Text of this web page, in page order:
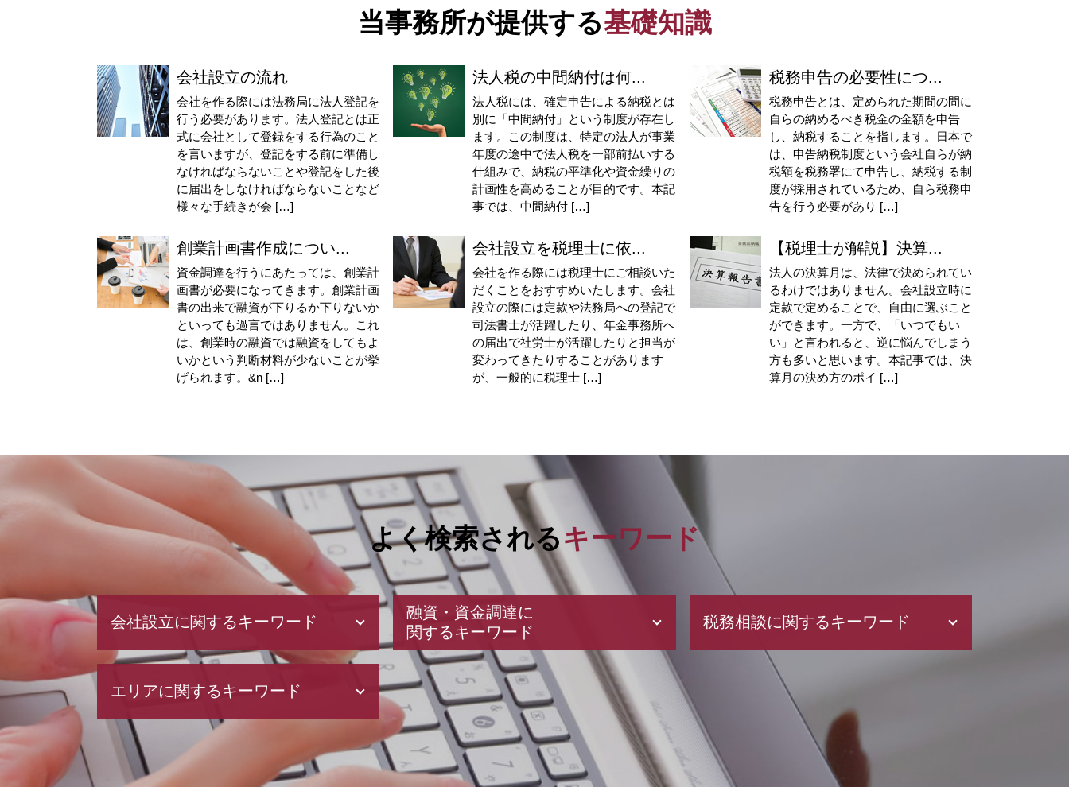
当事務所が提供する基礎知識
会社設立の流れ
会社を作る際には法務局に法人登記を
行う必要があります。法人登記とは正
式に会社として登録をする行為のこと
を言いますが、登記をする前に準備し
なければならないことや登記をした後
に届出をしなければならないことなど
様々な手続きが会 […]
法人税の中間納付は何...
法人税には、確定申告による納税とは
別に「中間納付」という制度が存在し
ます。この制度は、特定の法人が事業
年度の途中で法人税を一部前払いする
仕組みで、納税の平準化や資金繰りの
計画性を高めることが目的です。本記
事では、中間納付 […]
税務申告の必要性につ...
税務申告とは、定められた期間の間に
自らの納めるべき税金の金額を申告
し、納税することを指します。日本で
は、申告納税制度という会社自らが納
税額を税務署にて申告し、納税する制
度が採用されているため、自ら税務申
告を行う必要があり […]
創業計画書作成につい...
資金調達を行うにあたっては、創業計
画書が必要になってきます。創業計画
書の出来で融資が下りるか下りないか
といっても過言ではありません。これ
は、創業時の融資では融資をしてもよ
いかという判断材料が少ないことが挙
げられます。&n […]
会社設立を税理士に依...
会社を作る際には税理士にご相談いた
だくことをおすすめいたします。会社
設立の際には定款や法務局への登記で
司法書士が活躍したり、年金事務所へ
の届出で社労士が活躍したりと担当が
変わってきたりすることがあります
が、一般的に税理士 […]
【税理士が解説】決算...
法人の決算月は、法律で決められてい
るわけではありません。会社設立時に
定款で定めることで、自由に選ぶこと
ができます。一方で、「いつでもい
い」と言われると、逆に悩んでしまう
方も多いと思います。本記事では、決
算月の決め方のポイ […]
よく検索されるキーワード
会社設立に関するキーワード
決算月 決め方
補助金申請 代行 違法
合同会社 設立費用
節税対策 法人
融資・資金調達に
関するキーワード
新創業融資制度 審査
株式 発行
補助金 申請
企業 資金調達
会社 資本金
補助金 申請 代行
税務相談に関するキーワード
税務調査 事前通知
所得税 種類
税務調査 個人
白色申告 メリット
延滞税 計算
エリアに関するキーワード
会社設立 埼玉県 相談
資金調達 港区 相談
融資 栃木県 相談